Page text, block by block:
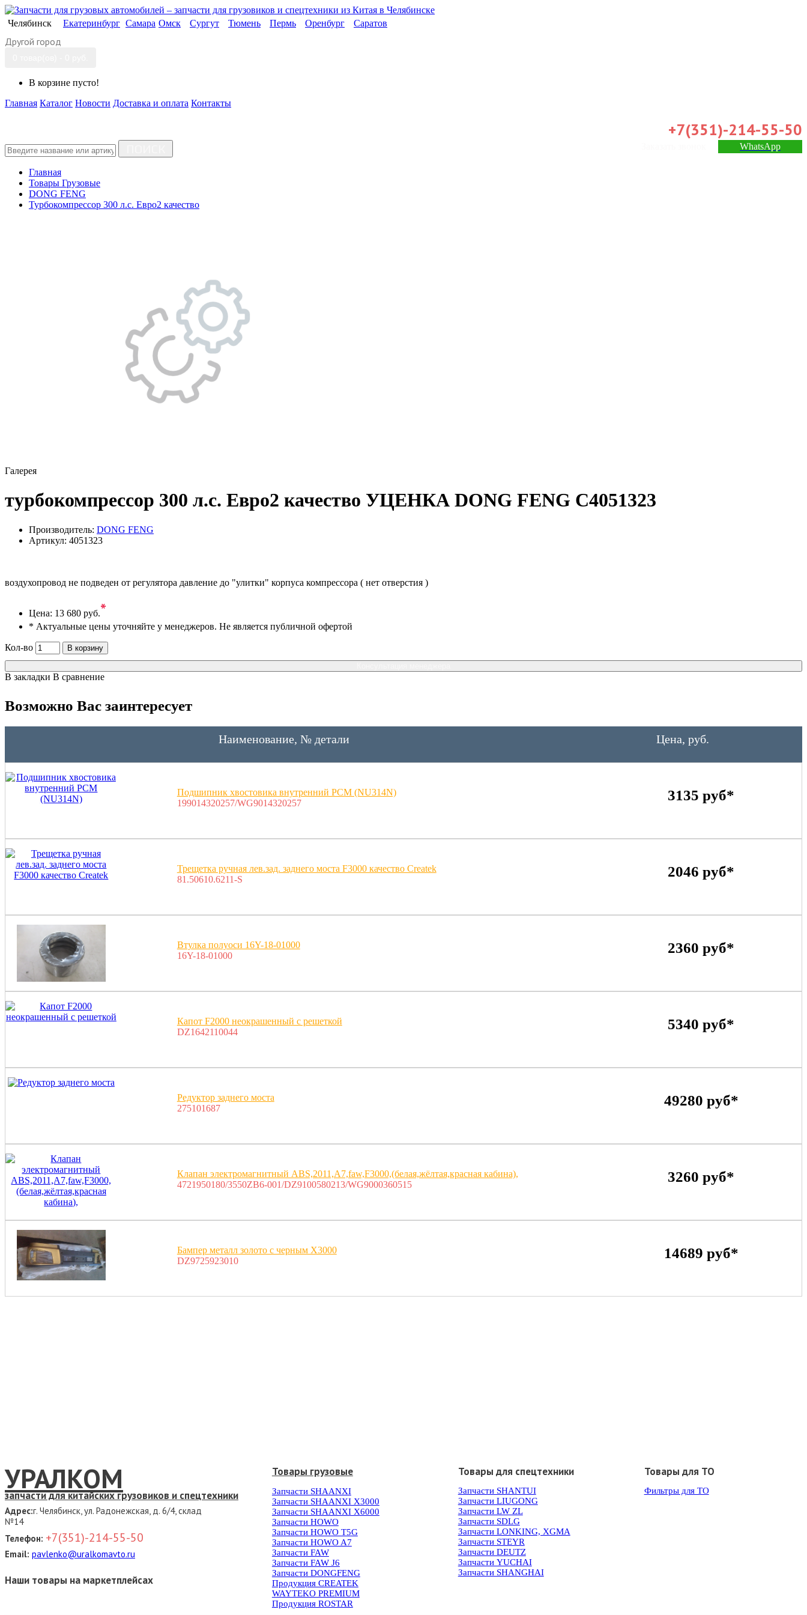
Челябинск Екатеринбург Самара Омск Сургут Тюмень Пермь Оренбург Саратов
Другой город
В корзине пусто!
Главная Каталог Новости Доставка и оплата Контакты
+7(351)-214-55-50
WhatsApp
Главная
Товары Грузовые
DONG FENG
Турбокомпрессор 300 л.с. Евро2 качество
Галерея
турбокомпрессор 300 л.с. Евро2 качество УЦЕНКА DONG FENG C4051323
Производитель: DONG FENG
Артикул: 4051323
воздухопровод не подведен от регулятора давление до "улитки" корпуса компрессора ( нет отверстия )
Цена: 13 680 руб.*
* Актуальные цены уточняйте у менеджеров. Не является публичной офертой
Кол-во
В корзину
В закладки В сравнение
Возможно Вас заинтересует
Наименование, № детали Цена, руб.
Подшипник хвостовика внутренний РСМ (NU314N)
199014320257/WG9014320257
3135 руб*
Трещетка ручная лев.зад. заднего моста F3000 качество Createk
81.50610.6211-S
2046 руб*
Втулка полуоси 16Y-18-01000
16Y-18-01000
2360 руб*
Капот F2000 неокрашенный с решеткой
DZ1642110044
5340 руб*
Редуктор заднего моста
275101687
49280 руб*
Клапан электромагнитный ABS,2011,A7,faw,F3000,(белая,жёлтая,красная кабина),
4721950180/3550ZB6-001/DZ9100580213/WG9000360515
3260 руб*
Бампер металл золото с черным X3000
DZ9725923010
14689 руб*
УРАЛКОМ
запчасти для китайских грузовиков и спецтехники
Адрес:г. Челябинск, ул. Радонежская, д. 6/4, склад
№14
Телефон: +7(351)-214-55-50
Email: pavlenko@uralkomavto.ru
Наши товары на маркетплейсах
Товары грузовые
Запчасти SHAANXI
Запчасти SHAANXI X3000
Запчасти SHAANXI X6000
Запчасти HOWO
Запчасти HOWO T5G
Запчасти HOWO A7
Запчасти FAW
Запчасти FAW J6
Запчасти DONGFENG
Продукция CREATEK
WAYTEKO PREMIUM
Продукция ROSTAR
Товары для спецтехники
Запчасти SHANTUI
Запчасти LIUGONG
Запчасти LW ZL
Запчасти SDLG
Запчасти LONKING, XGMA
Запчасти STEYR
Запчасти DEUTZ
Запчасти YUCHAI
Запчасти SHANGHAI
Товары для ТО
Фильтры для ТО